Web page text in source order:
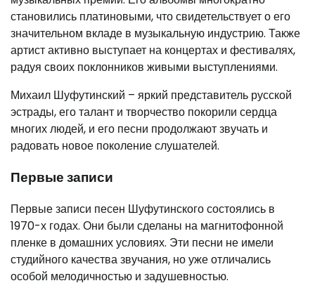
становились платиновыми, что свидетельствует о его
значительном вкладе в музыкальную индустрию. Также
артист активно выступает на концертах и фестивалях,
радуя своих поклонников живыми выступлениями.
Михаил Шуфутинский – яркий представитель русской
эстрады, его талант и творчество покорили сердца
многих людей, и его песни продолжают звучать и
радовать новое поколение слушателей.
Первые записи
Первые записи песен Шуфутинского состоялись в
1970-х годах. Они были сделаны на магнитофонной
пленке в домашних условиях. Эти песни не имели
студийного качества звучания, но уже отличались
особой мелодичностью и задушевностью.